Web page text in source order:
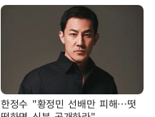
한정수 "황정민 선배만 피해…떳